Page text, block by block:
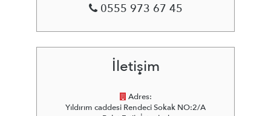
0555 973 67 45
İletişim
Adres:
Yıldırım caddesi Rendeci Sokak NO:2/A